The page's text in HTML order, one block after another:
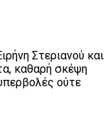
Στεριανού και
καθαρή σκέψη
ούτε